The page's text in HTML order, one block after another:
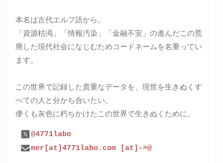
本名は古代エルフ語から。
「資源枯渇」「情報汚染」「金融不安」の進んだこの荒
廃した現代社会になじむためコードネームを名乗ってい
ます。
この世界で記録した貴重なデータを、現世を生きぬくす
べての人と分かち合いたい。
儚くも灰色に朽ちかけたこの世界で生きぬくために。
@4771labo
mer[at]4771labo.com [at]->@